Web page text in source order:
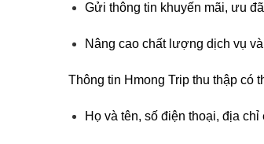
Gửi thông tin khuyến mãi, ưu
Nâng cao chất lượng dịch vụ
Thông tin Hmong Trip thu thập có
Họ và tên, số điện thoại, địa